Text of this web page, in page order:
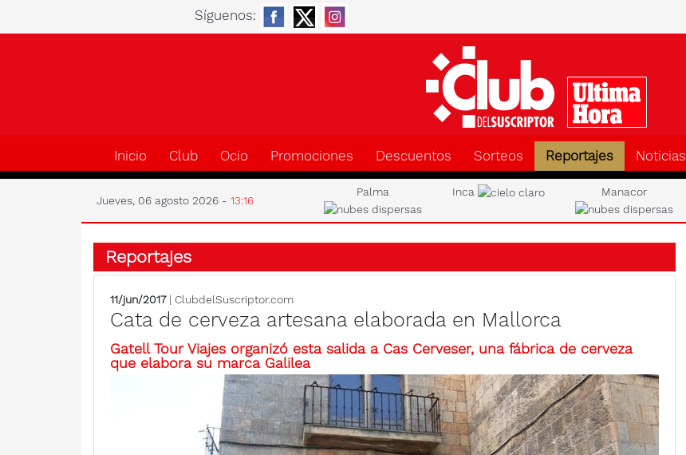
Síguenos:
Inicio Club Ocio Promociones Descuentos Sorteos Reportajes Noticias
Jueves, 06 agosto 2026 - 13:16
Palma Inca Manacor
Reportajes
11/jun/2017| ClubdelSuscriptor.com
Cata de cerveza artesana elaborada en Mallorca
Gatell Tour Viajes organizó esta salida a Cas Cerveser, una fábrica de cerveza
que elabora su marca Galilea